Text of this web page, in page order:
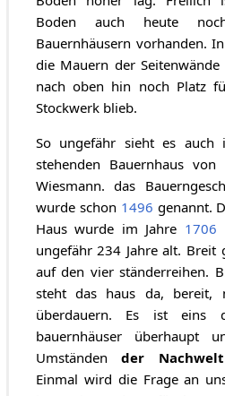
Boden auch heute
Bauernhäusern vorhanden.
die Mauern der
nach oben hin noch Platz
Stockwerk blieb.
So ungefähr sieht es auch
stehenden Bauernhaus
Wiesmann. das
wurde schon 1496 genannt.
Haus wurde im Jahre 1706
ungefähr 234 Jahre alt. Breit
auf den vier ständerreihen.
steht das haus da, bereit,
überdauern. Es ist eins
bauernhäuser überhaupt
Umständender
Einmal wird die Frage an